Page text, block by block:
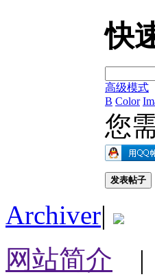
快
高级模式
B Color
您
发表帖子
Archiver|
网站简介